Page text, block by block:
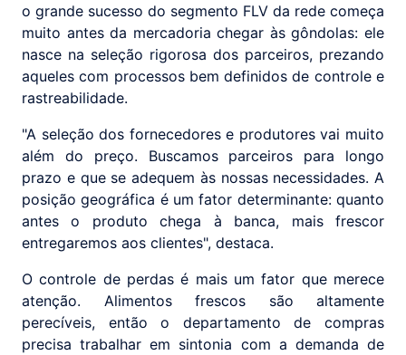
o grande sucesso do segmento FLV da rede começa
muito antes da mercadoria chegar às gôndolas: ele
nasce na seleção rigorosa dos parceiros, prezando
aqueles com processos bem definidos de controle e
rastreabilidade.
"A seleção dos fornecedores e produtores vai muito
além do preço. Buscamos parceiros para longo
prazo e que se adequem às nossas necessidades. A
posição geográfica é um fator determinante: quanto
antes o produto chega à banca, mais frescor
entregaremos aos clientes", destaca.
O controle de perdas é mais um fator que merece
atenção. Alimentos frescos são altamente
perecíveis, então o departamento de compras
precisa trabalhar em sintonia com a demanda de